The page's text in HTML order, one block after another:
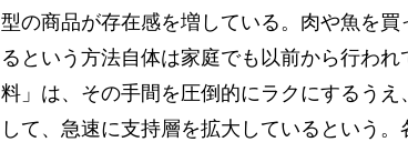
型の商品が存在感を増している。肉や魚を
るという方法自体は家庭でも以前から行わ
料」は、その手間を圧倒的にラクにするう
して、急速に支持層を拡大しているという